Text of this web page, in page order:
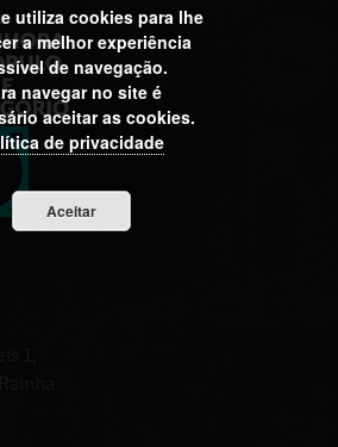
utiliza cookies para lhe
a melhor experiência
de navegação.
navegar no site é
aceitar as cookies.
de privacidade
Aceitar